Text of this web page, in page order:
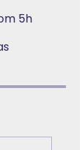
5h